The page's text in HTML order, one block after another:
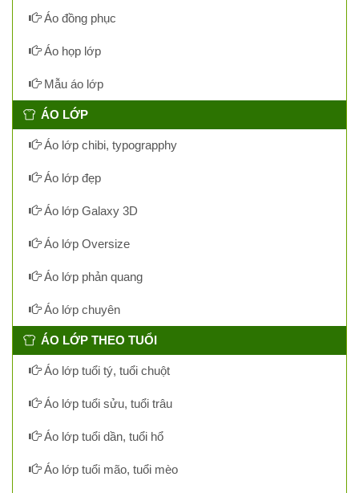
Áo đồng phục
Áo họp lớp
Mẫu áo lớp
ÁO LỚP
Áo lớp chibi, typograpphy
Áo lớp đẹp
Áo lớp Galaxy 3D
Áo lớp Oversize
Áo lớp phản quang
Áo lớp chuyên
ÁO LỚP THEO TUỔI
Áo lớp tuổi tý, tuổi chuột
Áo lớp tuổi sửu, tuổi trâu
Áo lớp tuổi dần, tuổi hổ
Áo lớp tuổi mão, tuổi mèo